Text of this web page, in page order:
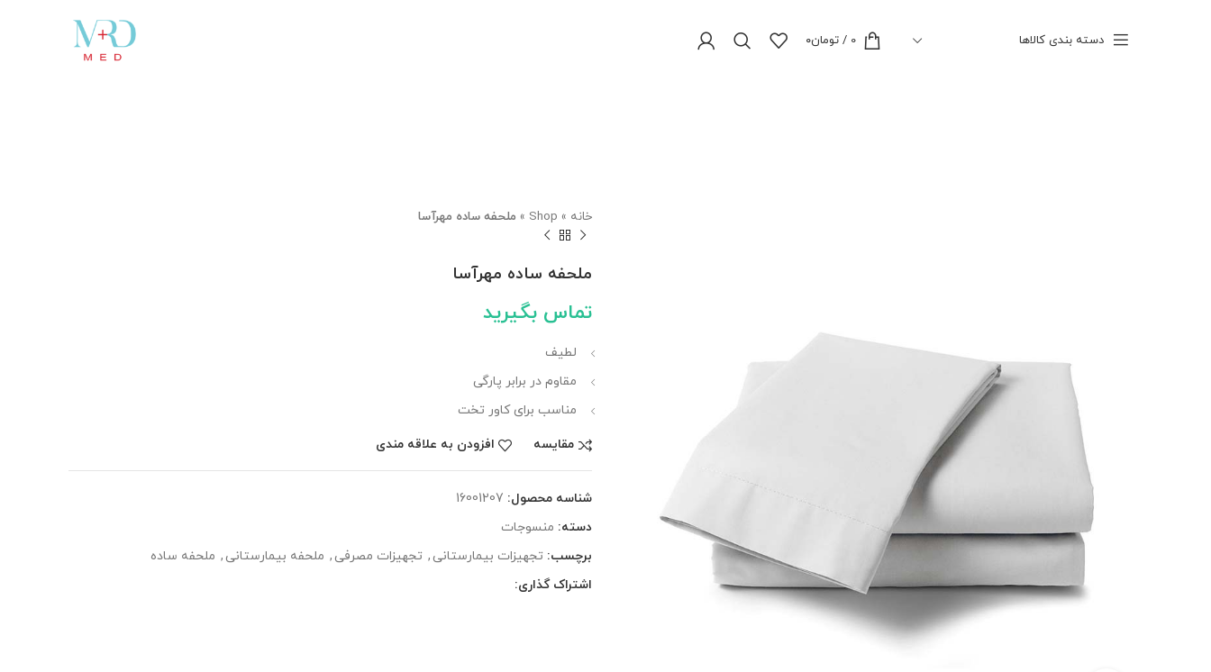
دسته بندی کالاها 0
/ تومان۰
خانه »
Shop
» ملحفه ساده مهرآسا
ملحفه ساده مهرآسا
تماس بگیرید
لطیف
مقاوم در برابر پارگی
مناسب برای کاور تخت
مقایسه افزودن به علاقه مندی
شناسه محصول: 16001207
دسته: منسوجات
برچسب: تجهیزات بیمارستانی , تجهیزات مصرفی , ملحفه بیمارستانی , ملحفه ساده
اشتراک گذاری: